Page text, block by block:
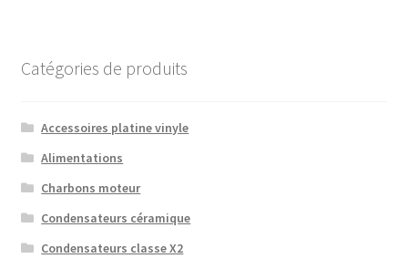
Catégories de produits
Accessoires platine vinyle
Alimentations
Charbons moteur
Condensateurs céramique
Condensateurs classe X2